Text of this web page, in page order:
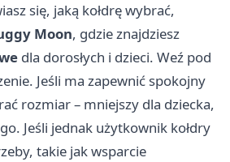
się, jaką kołdrę wybrać,
Moon, gdzie znajdziesz
dla dorosłych i dzieci. Weź pod
Jeśli ma zapewnić spokojny
rozmiar – mniejszy dla dziecka,
Jeśli jednak użytkownik kołdry
takie jak wsparcie